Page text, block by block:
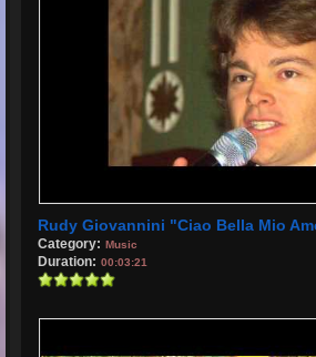
Rudy Giovannini "Ciao Bella Mio
Category: Music
Duration: 00:03:21